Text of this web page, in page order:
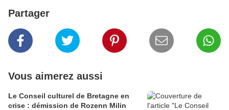
Partager
Vous aimerez aussi
Le Conseil culturel de Bretagne en
crise : démission de Rozenn Milin